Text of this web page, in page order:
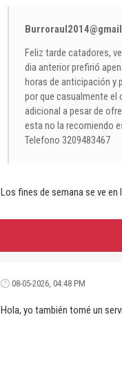
Feliz tarde catadores,
dia anterior prefirió
horas de anticipación y
por que casualmente el
adicional a pesar de
esta no la recomiendo
Telefono 3209483467
Los fines de semana se ve
08-05-2026, 04:48 PM
Hola, yo también tomé un